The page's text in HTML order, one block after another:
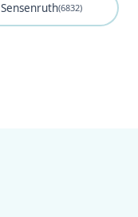
Sensenruth(6832)